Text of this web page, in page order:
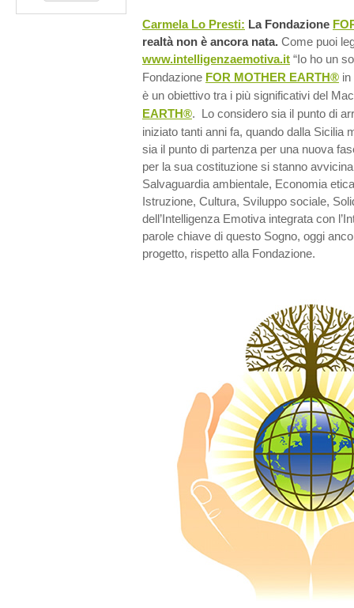
Carmela Lo Presti: La Fondazione
realtà non è ancora nata. Come puoi
www.intelligenzaemotiva.it “Io ho un
Fondazione FOR MOTHER EARTH®
è un obiettivo tra i più significativi del
EARTH®. Lo considero sia il punto di
iniziato tanti anni fa, quando dalla Sicilia
sia il punto di partenza per una nuova
per la sua costituzione si stanno
Salvaguardia ambientale, Economia
Istruzione, Cultura, Sviluppo sociale,
dell’Intelligenza Emotiva integrata con
parole chiave di questo Sogno, oggi
progetto, rispetto alla Fondazione.